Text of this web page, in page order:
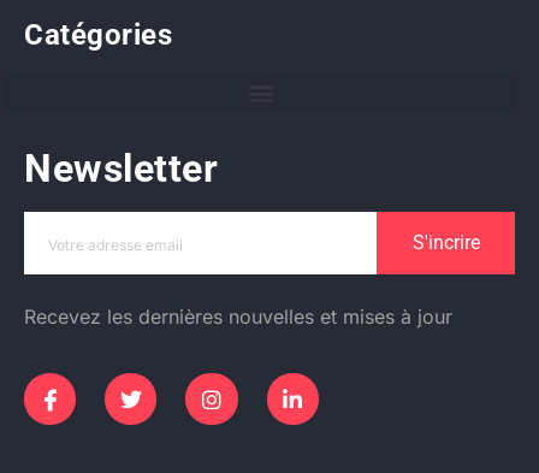
Catégories
Newsletter
S'incrire
Recevez les dernières nouvelles et mises à jour